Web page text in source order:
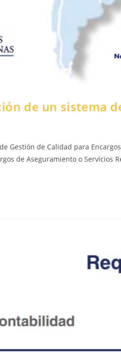
de un sistema
Gestión de Calidad para
de Aseguramiento o Servicios